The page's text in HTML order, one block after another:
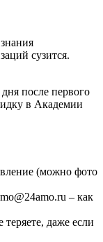
сузится.
после первого
в Академии
(можно фото
– как
даже если